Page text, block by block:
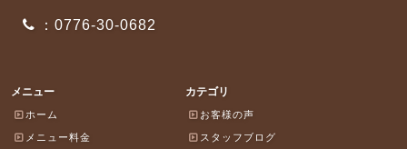
：0776-30-0682
メニュー
ホーム
メニュー料金
カテゴリ
お客様の声
スタッフブログ